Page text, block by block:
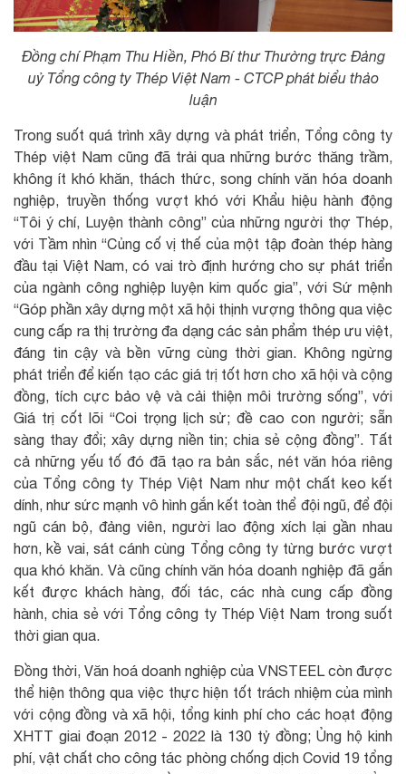
Đồng chí Phạm Thu Hiền, Phó Bí thư Thường trực Đảng
uỷ Tổng công ty Thép Việt Nam - CTCP phát biểu thảo
luận
Trong suốt quá trình xây dựng và phát triển, Tổng công ty
Thép việt Nam cũng đã trải qua những bước thăng trầm,
không ít khó khăn, thách thức, song chính văn hóa doanh
nghiệp, truyền thống vượt khó với Khẩu hiệu hành động
“Tôi ý chí, Luyện thành công” của những người thợ Thép,
với Tầm nhìn “Củng cố vị thế của một tập đoàn thép hàng
đầu tại Việt Nam, có vai trò định hướng cho sự phát triển
của ngành công nghiệp luyện kim quốc gia”, với Sứ mệnh
“Góp phần xây dựng một xã hội thịnh vượng thông qua việc
cung cấp ra thị trường đa dạng các sản phẩm thép ưu việt,
đáng tin cậy và bền vững cùng thời gian. Không ngừng
phát triển để kiến tạo các giá trị tốt hơn cho xã hội và cộng
đồng, tích cực bảo vệ và cải thiện môi trường sống”, với
Giá trị cốt lõi “Coi trọng lịch sử; đề cao con người; sẵn
sàng thay đổi; xây dựng niền tin; chia sẻ cộng đồng”. Tất
cả những yếu tố đó đã tạo ra bản sắc, nét văn hóa riêng
của Tổng công ty Thép Việt Nam như một chất keo kết
dính, như sức mạnh vô hình gắn kết toàn thể đội ngũ, để đội
ngũ cán bộ, đảng viên, người lao động xích lại gần nhau
hơn, kề vai, sát cánh cùng Tổng công ty từng bước vượt
qua khó khăn. Và cũng chính văn hóa doanh nghiệp đã gắn
kết được khách hàng, đối tác, các nhà cung cấp đồng
hành, chia sẻ với Tổng công ty Thép Việt Nam trong suốt
thời gian qua.
Đồng thời, Văn hoá doanh nghiệp của VNSTEEL còn được
thể hiện thông qua việc thực hiện tốt trách nhiệm của mình
với cộng đồng và xã hội, tổng kinh phí cho các hoạt động
XHTT giai đoạn 2012 - 2022 là 130 tỷ đồng; Ủng hộ kinh
phí, vật chất cho công tác phòng chống dịch Covid 19 tổng